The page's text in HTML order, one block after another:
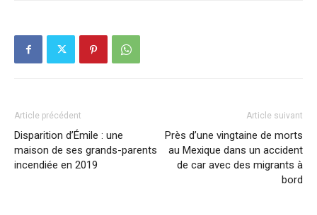
Article précédent
Disparition d’Émile : une
maison de ses grands-parents
incendiée en 2019
Article suivant
Près d’une vingtaine de morts
au Mexique dans un accident
de car avec des migrants à
bord